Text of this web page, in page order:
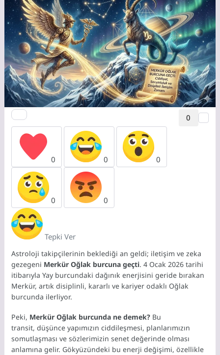
0
0 0 0
0 0
Tepki Ver
Astroloji takipçilerinin beklediği an geldi; iletişim ve zeka
gezegeni Merkür Oğlak burcuna geçti. 4 Ocak 2026 tarihi
itibarıyla Yay burcundaki dağınık enerjisini geride bırakan
Merkür, artık disiplinli, kararlı ve kariyer odaklı Oğlak
burcunda ilerliyor.
Peki, Merkür Oğlak burcunda ne demek? Bu
transit, düşünce yapımızın ciddileşmesi, planlarımızın
somutlaşması ve sözlerimizin senet değerinde olması
anlamına gelir. Gökyüzündeki bu enerji değişimi, özellikle